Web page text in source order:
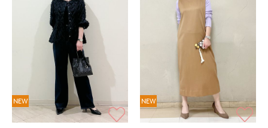
NEW NEW